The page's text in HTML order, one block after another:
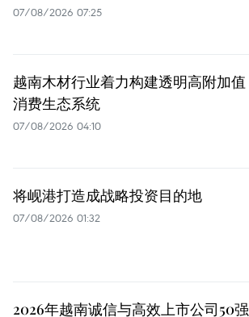
07/08/2026 07:25
越南木材行业着力构建透明高附加值
消费生态系统
07/08/2026 04:10
将岘港打造成战略投资目的地
07/08/2026 01:32
2026年越南诚信与高效上市公司50强